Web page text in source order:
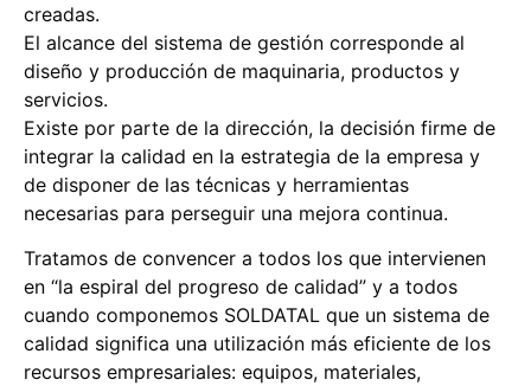
creadas.
El alcance del sistema de gestión corresponde al
diseño y producción de maquinaria, productos y
servicios.
Existe por parte de la dirección, la decisión firme de
integrar la calidad en la estrategia de la empresa y
de disponer de las técnicas y herramientas
necesarias para perseguir una mejora continua.
Tratamos de convencer a todos los que intervienen
en “la espiral del progreso de calidad” y a todos
cuando componemos SOLDATAL que un sistema de
calidad significa una utilización más eficiente de los
recursos empresariales: equipos, materiales,